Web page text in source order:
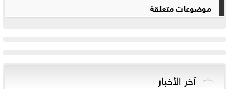
موضوعات متعلقة
آخر الأخبار